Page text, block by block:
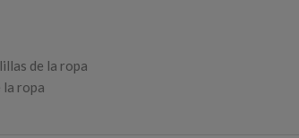
de la ropa
la ropa